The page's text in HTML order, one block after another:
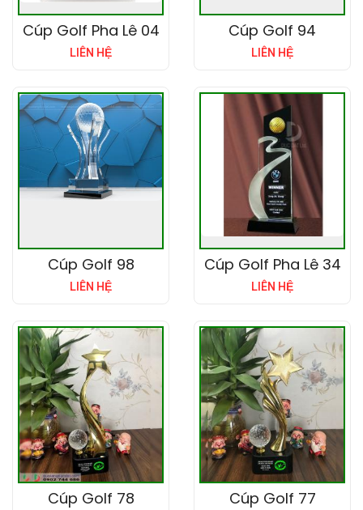
Cúp Golf Pha Lê 04
LIÊN HỆ
Cúp Golf 94
LIÊN HỆ
Cúp Golf 98
LIÊN HỆ
Cúp Golf Pha Lê 34
LIÊN HỆ
Cúp Golf 78 Cúp Golf 77